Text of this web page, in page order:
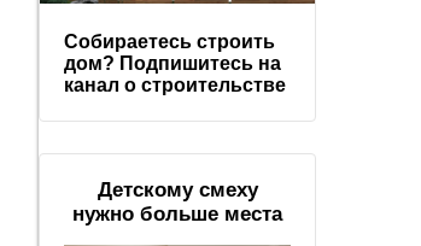
Собираетесь строить
дом? Подпишитесь на
канал о строительстве
Детскому смеху
нужно больше места